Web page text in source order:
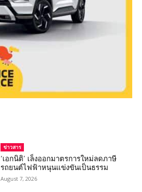
ข่าวสาร
‘เอกนิติ’ เล็งออกมาตรการใหม่ลดภาษี
รถยนต์ไฟฟ้าหนุนแข่งขันเป็นธรรม
August 7, 2026